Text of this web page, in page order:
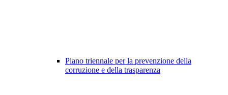
Piano triennale per la prevenzione della
corruzione e della trasparenza